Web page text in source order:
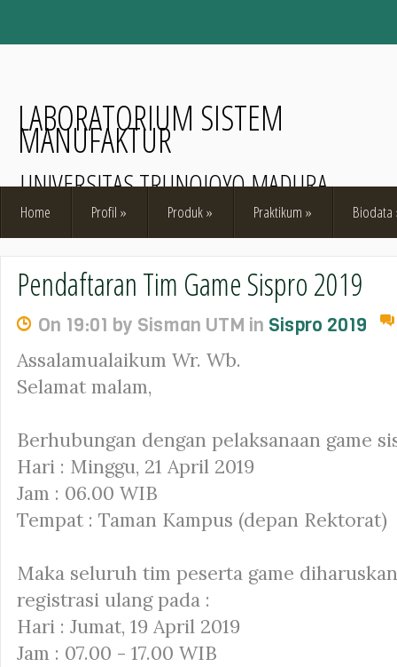
LABORATORIUM SISTEM
MANUFAKTUR
UNIVERSITAS TRUNOJOYO MADURA
Home Profil » Produk» Praktikum » Biodata
Pendaftaran Tim Game Sispro 2019
On 19:01 by Sisman UTM in Sispro 2019
Assalamualaikum Wr. Wb.
Selamat malam,
Berhubungan dengan pelaksanaan game
Hari : Minggu, 21 April 2019
Jam : 06.00 WIB
Tempat : Taman Kampus (depan Rektorat)
Maka seluruh tim peserta game
registrasi ulang pada :
Hari : Jumat, 19 April 2019
Jam : 07.00 - 17.00 WIB